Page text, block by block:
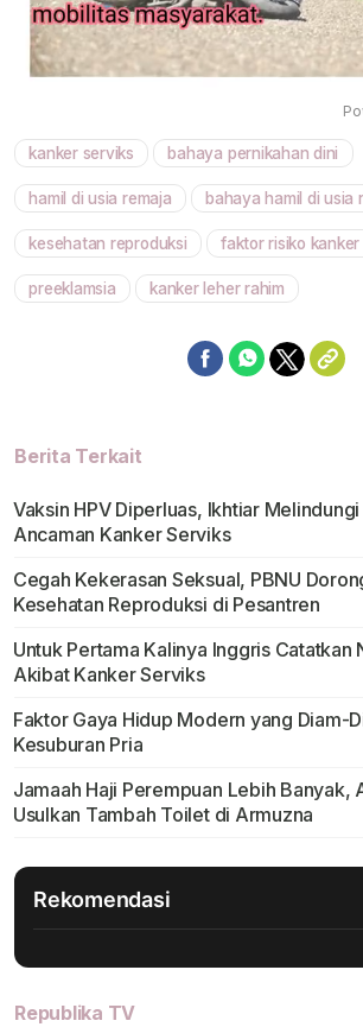
kanker serviks bahaya pernikahan dini
hamil di usia remaja bahaya hamil di usia
kesehatan reproduksi faktor risiko
preeklamsia kanker leher rahim
Berita Terkait
Vaksin HPV Diperluas, Ikhtiar
Ancaman Kanker Serviks
Cegah Kekerasan Seksual, PBNU
Kesehatan Reproduksi di Pesantren
Untuk Pertama Kalinya Inggris Catatkan
Akibat Kanker Serviks
Faktor Gaya Hidup Modern yang Diam-
Kesuburan Pria
Jamaah Haji Perempuan Lebih Banyak,
Usulkan Tambah Toilet di Armuzna
Rekomendasi
Republika TV